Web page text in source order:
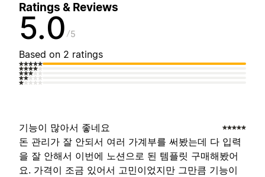
Ratings & Reviews
5.0 5
Based on 2 ratings
기능이 많아서 좋네요
돈 관리가 잘 안되서 여러 가계부를 써봤는데 다 입력
을 잘 안해서 이번에 노션으로 된 템플릿 구매해봤어
요. 가격이 조금 있어서 고민이었지만 그만큼 기능이